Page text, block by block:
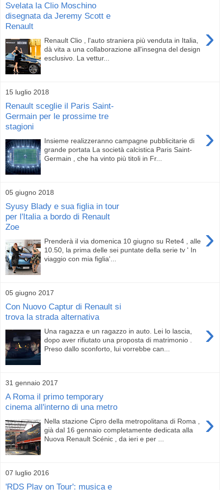
Svelata la Clio Moschino
disegnata da Jeremy Scott e
Renault
›
Renault Clio , l'auto straniera più venduta in Italia,
dà vita a una collaborazione all'insegna del design
esclusivo. La vettur...
15 luglio 2018
Renault sceglie il Paris Saint-
Germain per le prossime tre
stagioni
›
Insieme realizzeranno campagne pubblicitarie di
grande portata La società calcistica Paris Saint-
Germain , che ha vinto più titoli in Fr...
05 giugno 2018
Syusy Blady e sua figlia in tour
per l'Italia a bordo di Renault
Zoe
›
Prenderà il via domenica 10 giugno su Rete4 , alle
10.50, la prima delle sei puntate della serie tv ' In
viaggio con mia figlia'...
05 giugno 2017
Con Nuovo Captur di Renault si
trova la strada alternativa
›
Una ragazza e un ragazzo in auto. Lei lo lascia,
dopo aver rifiutato una proposta di matrimonio .
Preso dallo sconforto, lui vorrebbe can...
31 gennaio 2017
A Roma il primo temporary
cinema all'interno di una metro
›
Nella stazione Cipro della metropolitana di Roma ,
già dal 16 gennaio completamente dedicata alla
Nuova Renault Scénic , da ieri e per ...
07 luglio 2016
'RDS Play on Tour': musica e